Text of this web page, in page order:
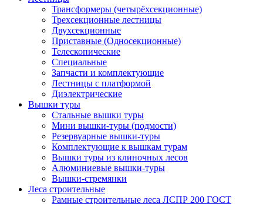
Трансформеры (четырёхсекционные)
Трехсекционные лестницы
Двухсекционные
Приставные (Односекционные)
Телескопические
Специальные
Запчасти и комплектующие
Лестницы с платформой
Диэлектрические
Вышки туры
Стальные вышки туры
Мини вышки-туры (подмости)
Резервуарные вышки-туры
Комплектующие к вышкам турам
Вышки туры из клиночных лесов
Алюминиевые вышки-туры
Вышки-стремянки
Леса строительные
Рамные строительные леса ЛСПР 200 ГОСТ